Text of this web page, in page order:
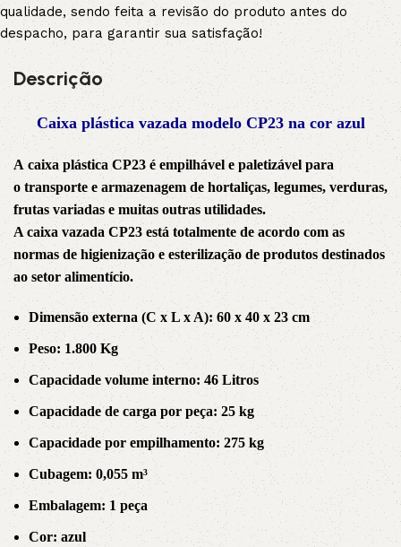
qualidade, sendo feita a revisão do produto antes do
despacho, para garantir sua satisfação!
Descrição
Caixa plástica vazada modelo CP23 na cor azul
A caixa plástica CP23 é empilhável e paletizável para
o transporte e armazenagem de hortaliças, legumes, verduras,
frutas variadas e muitas outras utilidades.
A caixa vazada CP23 está totalmente de acordo com as
normas de higienização e esterilização de produtos destinados
ao setor alimentício.
Dimensão externa (C x L x A): 60 x 40 x 23 cm
Peso: 1.800 Kg
Capacidade volume interno: 46 Litros
Capacidade de carga por peça: 25 kg
Capacidade por empilhamento: 275 kg
Cubagem: 0,055 m³
Embalagem: 1 peça
Cor: azul